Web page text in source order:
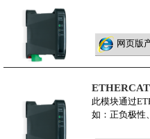
网页版
此模块通过
如：正负极性